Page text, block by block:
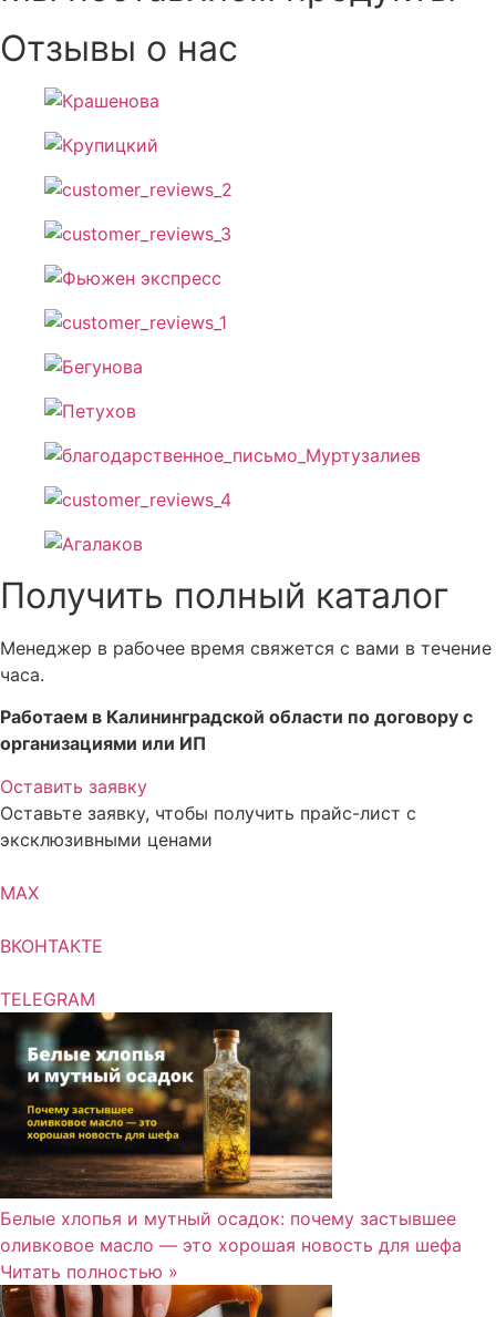
Отзывы о нас
Получить полный каталог
Менеджер в рабочее время свяжется с вами в течение
часа.
Работаем в Калининградской области по договору с
организациями или ИП
Оставить заявку
Оставьте заявку, чтобы получить прайс-лист с
эксклюзивными ценами
MAX
ВКОНТАКТЕ
TELEGRAM
Белые хлопья и мутный осадок: почему застывшее
оливковое масло — это хорошая новость для шефа
Читать полностью »